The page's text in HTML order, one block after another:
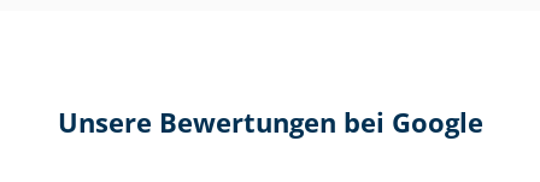
Unsere Bewertungen bei Google